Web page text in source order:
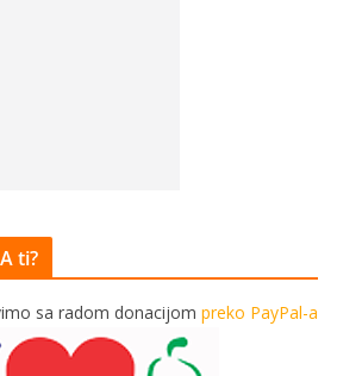
ti?
sa radom donacijom preko PayPal-a